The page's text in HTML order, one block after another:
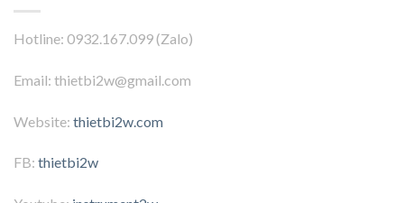
Hotline: 0932.167.099 (Zalo)
Email: thietbi2w@gmail.com
Website: thietbi2w.com
FB: thietbi2w